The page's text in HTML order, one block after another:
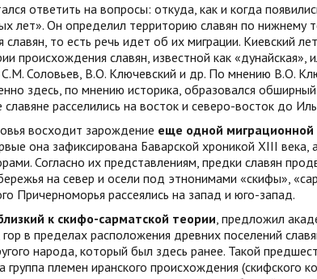
ответить на вопросы: откуда, как и когда
лет». Он определил территорию славян по нижнему
славян, то есть речь идет об их миграции. Киевский
происхождения славян, известной как «дунайская»,
С.М. Соловьев, В.О. Ключевский и др. По мнению В.О.
здесь, по мнению историка, образовался
расселились на восток и северо-восток до
восходит зарождение еще одной миграционной
она зафиксирована Баварской хроникой XIII
Согласно их представлениям, предки славян
на север и осели под этнонимами «скифы»,
Причерноморья рассеялись на запад и юго-запад.
к скифо-сарматской теории, предложил
гор в пределах расположения древних поселений
народа, который был здесь ранее. Такой
группа племен иранского происхождения (скифского